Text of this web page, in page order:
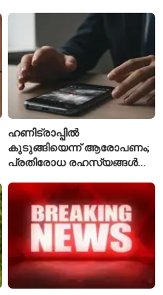
ഹണിട്രാപ്പിൽ
കുടുങ്ങിയെന്ന് ആരോപണം;
പ്രതിരോധ രഹസ്യങ്ങൾ
വിങ് കമാൻഡർ അറസ്റ്റിൽ